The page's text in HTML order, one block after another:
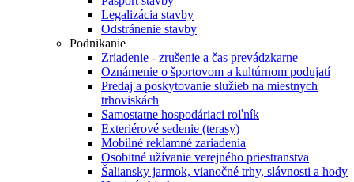
Legalizácia stavby
Odstránenie stavby
Podnikanie
Zriadenie - zrušenie a čas prevádzkarne
Oznámenie o športovom a kultúrnom podujatí
Predaj a poskytovanie služieb na miestnych
trhoviskách
Samostatne hospodáriaci roľník
Exteriérové sedenie (terasy)
Mobilné reklamné zariadenia
Osobitné užívanie verejného priestranstva
Šaliansky jarmok, vianočné trhy, slávnosti a hody